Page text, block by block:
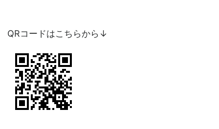
QRコードはこちらから↓